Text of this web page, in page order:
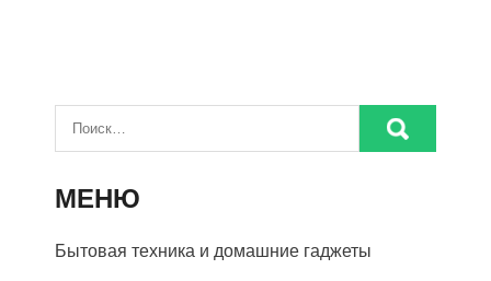
МЕНЮ
Бытовая техника и домашние гаджеты